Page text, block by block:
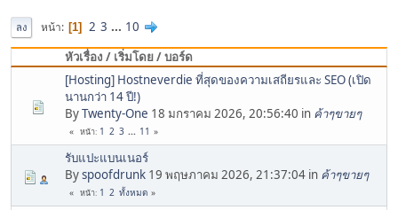
ลง หน้า 1 2 3 ... 10
หัวเรื่อง / เริ่มโดย / บอร์ด
[Hosting] Hostneverdie ที่สุดของความเสถียรและ SEO (เปิด
นานกว่า 14 ปี!)
ByTwenty-One 18 มกราคม 2026, 20:56:40 in ค้าๆขายๆ
หน้า 1 2 3 ... 11
รับแปะแบนเนอร์
Byspoofdrunk 19 พฤษภาคม 2026, 21:37:04 in ค้าๆขายๆ
หน้า 1 2 ทั้งหมด